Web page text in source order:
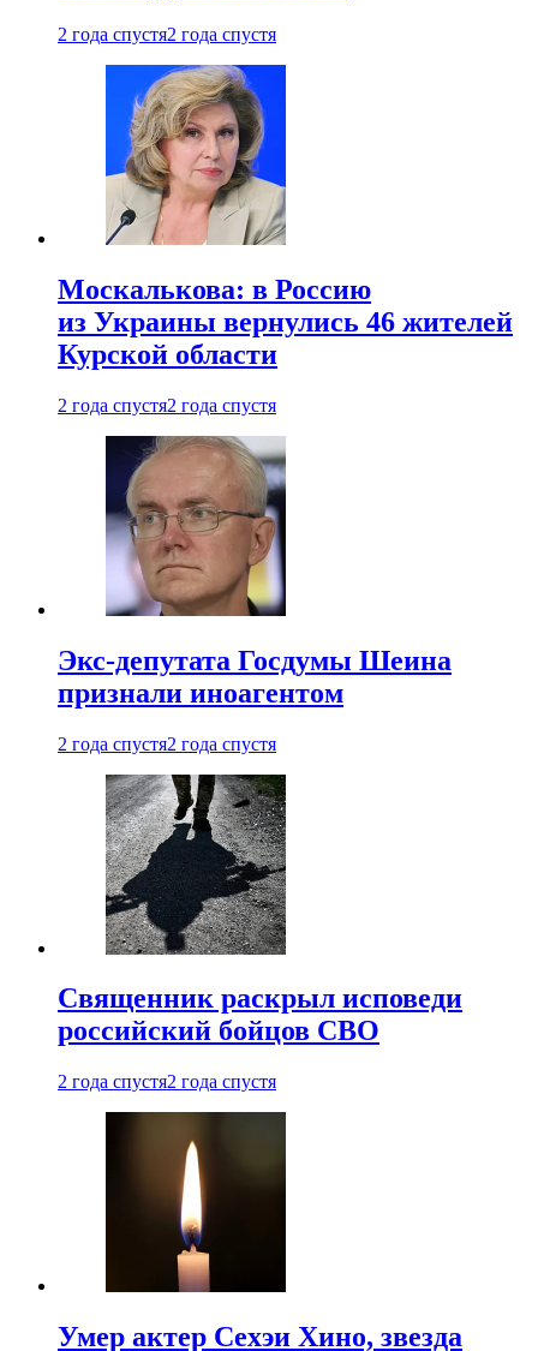
2 года спустя2 года спустя
Москалькова: в Россию
из Украины вернулись 46 жителей
Курской области
2 года спустя2 года спустя
Экс-депутата Госдумы Шеина
признали иноагентом
2 года спустя2 года спустя
Священник раскрыл исповеди
российский бойцов СВО
2 года спустя2 года спустя
Умер актер Сехэи Хино, звезда